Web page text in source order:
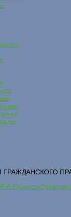
ГРАЖДАНСКОГО
Е.А.Суханов